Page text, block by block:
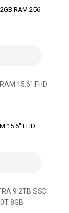
RAM 256
15.6″ FHD